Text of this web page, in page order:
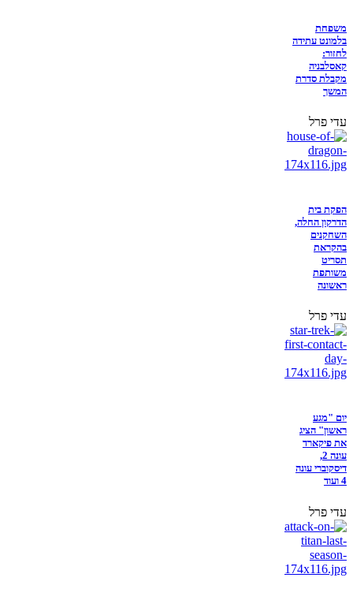
משפחת
בלמונט עתידה
לחזור:
קאסלבניה
מקבלת סדרת
המשך
עדי פרל
הפקת בית
הדרקון החלה,
השחקנים
בהקראת
תסריט
משותפת
ראשונה
עדי פרל
יום "מגע
ראשון" הציג
את פיקארד
עונה 2,
דיסקוברי עונה
4 ועוד
עדי פרל